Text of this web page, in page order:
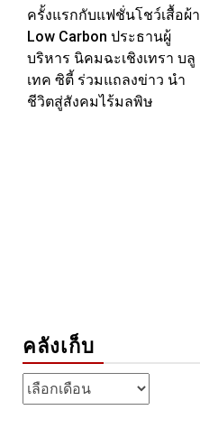
navigation
ครั้งแรกกับแฟชั่นโชว์เสื้อผ้า
Low Carbon ประธานผู้
บริหาร นิคมฉะเชิงเทรา บลู
เทค ซิตี้ ร่วมแถลงข่าว นำ
ชีวิตสู่สังคมไร้มลพิษ
คลังเก็บ
คลัง
เก็บ